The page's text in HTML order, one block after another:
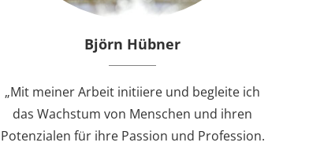
Björn Hübner
„Mit meiner Arbeit initiiere und begleite ich
das Wachstum von Menschen und ihren
Potenzialen für ihre Passion und Profession.